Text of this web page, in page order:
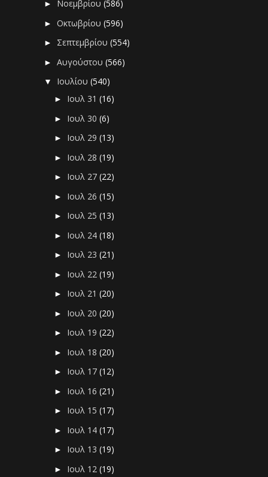
► Νοεμβρίου(586)
►Οκτωβρίου(596)
► Σεπτεμβρίου(554)
►Αυγούστου(566)
▼ Ιουλίου(540)
► Ιουλ 31(16)
► Ιουλ 30(6)
► Ιουλ 29(13)
► Ιουλ 28(19)
► Ιουλ 27(22)
► Ιουλ 26(15)
► Ιουλ 25(13)
► Ιουλ 24(18)
► Ιουλ 23(21)
► Ιουλ 22(19)
► Ιουλ 21(20)
► Ιουλ 20(20)
► Ιουλ 19(22)
► Ιουλ 18(20)
► Ιουλ 17(12)
► Ιουλ 16(21)
► Ιουλ 15(17)
► Ιουλ 14(17)
► Ιουλ 13(19)
► Ιουλ 12(19)